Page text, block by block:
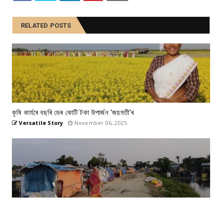
RELATED POSTS
কৃষি কাৰ্যৰে বছৰি ডেৰ কোটি টকা উপার্জন 'জয়মতী'ৰ
Versatile Story November 06, 2025